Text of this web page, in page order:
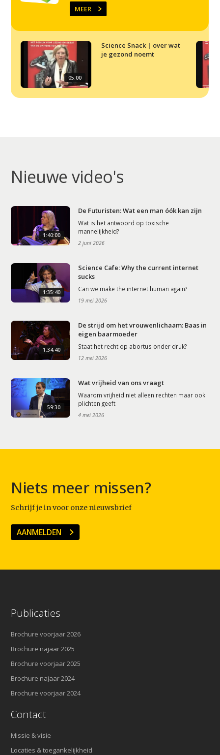
MEER
05:00
Science Snack | over wat
je gezond noemt
Nieuwe video's
1:40:00
De Futuristen: Wat een man óók kan zijn
Wat is het antwoord op toxische
mannelijkheid?
2 juni 2026
1:35:40
Science Cafe: Why the current internet
sucks
Can we make the internet human again?
19 mei 2026
1:34:40
De strijd om het vrouwenlichaam: Baas in
eigen baarmoeder
Staat het recht op abortus onder druk?
12 mei 2026
59:30
Wat vrijheid van ons vraagt
Waarom vrijheid niet alleen rechten maar ook
plichten geeft
4 mei 2026
Niets meer missen?
Schrijf je in voor onze nieuwsbrief
AANMELDEN
Publicaties
Brochure voorjaar 2026
Brochure najaar 2025
Brochure voorjaar 2025
Brochure najaar 2024
Brochure voorjaar 2024
Contact
Missie & visie
Locaties & toegankelijkheid